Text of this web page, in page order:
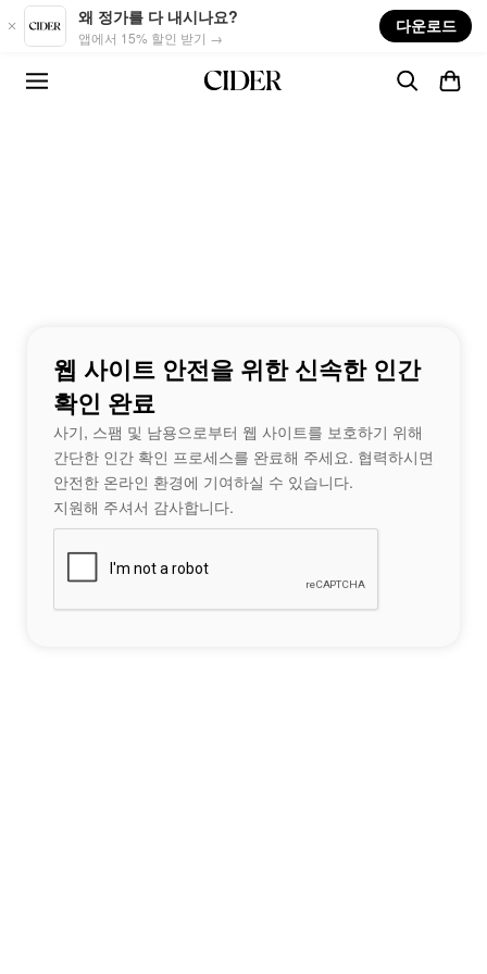
Skip to main content
왜 정가를 다 내시나요?
앱에서 15% 할인 받기 →
다운로드
웹 사이트 안전을 위한 신속한 인간
확인 완료
사기, 스팸 및 남용으로부터 웹 사이트를 보호하기 위해
간단한 인간 확인 프로세스를 완료해 주세요. 협력하시면
안전한 온라인 환경에 기여하실 수 있습니다.
지원해 주셔서 감사합니다.